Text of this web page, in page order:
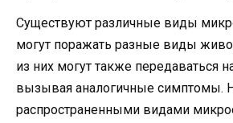
Существуют различные виды
могут поражать разные виды
из них могут также передаваться
вызывая аналогичные симптомы.
распространенными видами